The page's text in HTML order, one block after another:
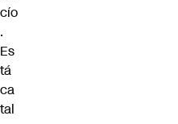
cío
.
Es
tá
ca
tal